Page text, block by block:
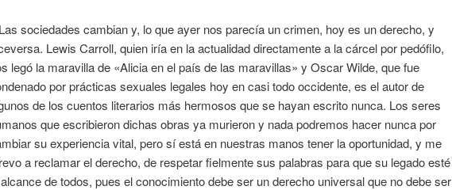
sociedades cambian y, lo que ayer nos parecía un crimen, hoy es un derecho, y
Lewis Carroll, quien iría en la actualidad directamente a la cárcel por pedófilo,
legó la maravilla de «Alicia en el país de las maravillas» y Oscar Wilde, que fue
por prácticas sexuales legales hoy en casi todo occidente, es el autor de
de los cuentos literarios más hermosos que se hayan escrito nunca. Los seres
que escribieron dichas obras ya murieron y nada podremos hacer nunca por
su experiencia vital, pero sí está en nuestras manos tener la oportunidad, y me
a reclamar el derecho, de respetar fielmente sus palabras para que su legado esté
de todos, pues el conocimiento debe ser un derecho universal que no debe ser